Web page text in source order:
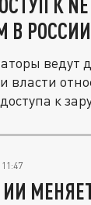
В РОССИИ
ведут
власти
к